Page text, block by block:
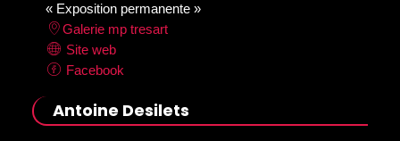
« Exposition permanente »
Galerie mp tresart
Site web
Facebook
Antoine Desilets